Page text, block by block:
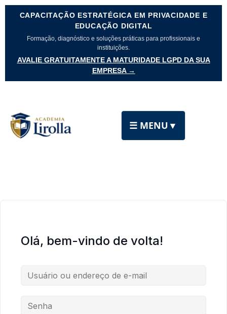
CAPACITAÇÃO ESTRATÉGICA EM PRIVACIDADE E
EDUCAÇÃO DIGITAL
Formação, diagnóstico e soluções práticas para profissionais e
instituições.
AVALIE GRATUITAMENTE A MATURIDADE LGPD DA SUA
EMPRESA →
☰ MENU ▼
Olá, bem-vindo de volta!